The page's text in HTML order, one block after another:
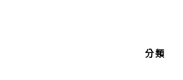
分類